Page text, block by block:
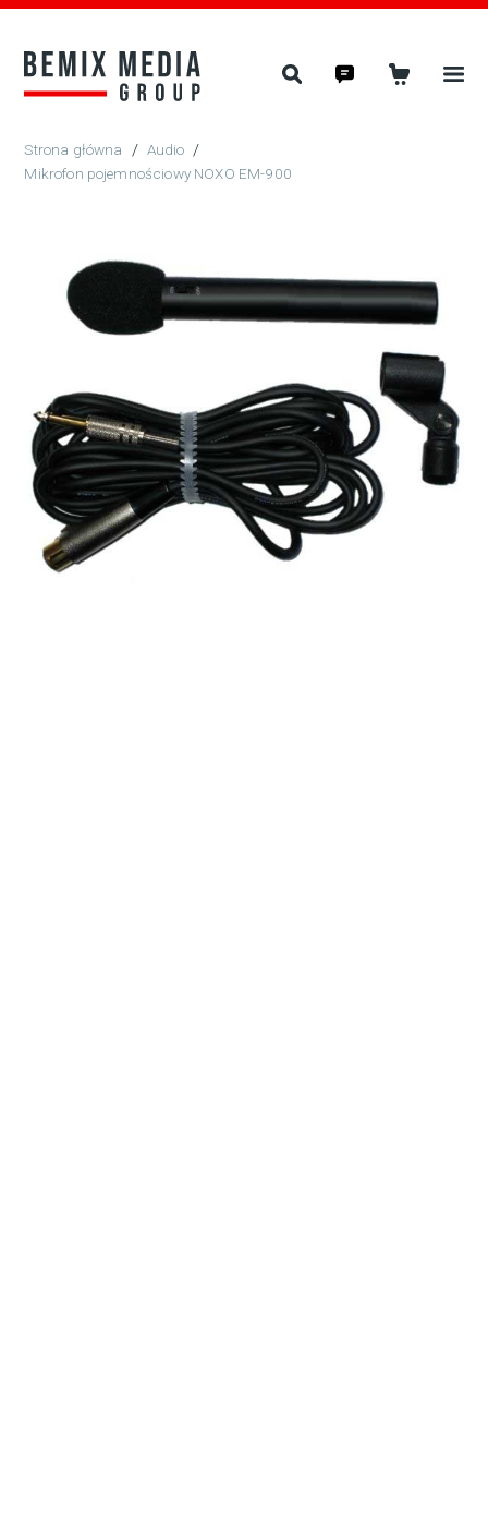
/ Audio /
Mikrofon pojemnościowy NOXO EM-900